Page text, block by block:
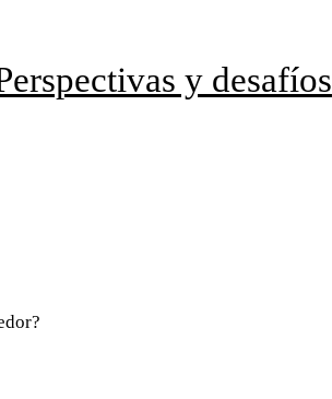
y desafíos